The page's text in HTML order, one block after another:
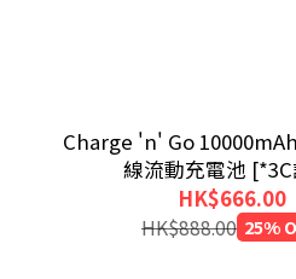
Charge 'n' Go
線流動充電池
HK$666.00
HK$888.00 25%